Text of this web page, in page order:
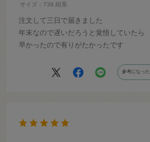
サイズ：739.紺系
注文して三日で届きました
年末なので遅いだろうと覚悟していたら
早かったので有りがたかったです
参考になった